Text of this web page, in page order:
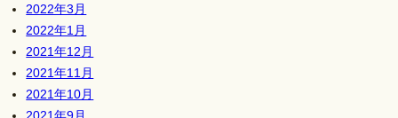
2022年3月
2022年1月
2021年12月
2021年11月
2021年10月
2021年9月